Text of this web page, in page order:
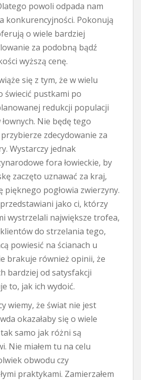
powoli odpada nam
konkurencyjności. Pokonują
o wiele bardziej
za podobną bądź
wyższą cenę.
się z tym, że w wielu
świecić pustkami po
redukcji populacji
Nie będę tego
zdecydowanie za
Wystarczy jednak
fora łowieckie, by
zaczęto uznawać za kraj,
pięknego pogłowia zwierzyny.
jako ci, którzy
wystrzelali największe trofea,
do strzelania tego,
powiesić na ścianach u
brakuje również opinii, że
bardziej od satysfakcji
to, jak ich wydoić.
wiemy, że świat nie jest
okazałaby się o wiele
samo jak różni są
Nie miałem tu na celu
obwodu czy
praktykami. Zamierzałem